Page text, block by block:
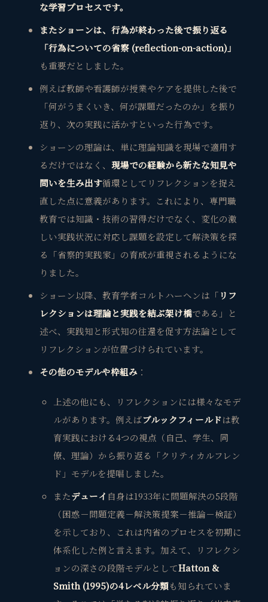
な学習プロセスです。
またショーンは、行為が終わった後で振り返る
「行為についての省察 (reflection-on-action)」
も重要だとしました。
例えば教師や看護師が授業やケアを提供した後で
「何がうまくいき、何が課題だったのか」を振り
返り、次の実践に活かすといった行為です。
ショーンの理論は、単に理論知識を現場で適用す
るだけではなく、 現場での経験から新たな知見や
問いを生み出す循環としてリフレクションを捉え
直した点に意義があります。これにより、専門職
教育では知識・技術の習得だけでなく、変化の激
しい実践状況に対応し課題を設定して解決策を探
る「省察的実践家」の育成が重視されるようにな
りました。
ショーン以降、教育学者コルトハーヘンは「リフ
レクションは理論と実践を結ぶ架け橋である」と
述べ、実践知と形式知の往還を促す方法論として
リフレクションが位置づけられています。
その他のモデルや枠組み：
上述の他にも、リフレクションには様々なモデ
ルがあります。例えばブルックフィールドは教
育実践における4つの視点（自己、学生、同
僚、理論）から振り返る「クリティカルフレン
ド」モデルを提唱しました。
またデューイ 自身は1933年に問題解決の5段階
（困惑－問題定義－解決策提案－推論－検証）
を示しており、これは内省のプロセスを初期に
体系化した例と言えます。加えて、リフレクシ
ョンの深さの段階モデルとしてHatton &
Smith (1995)の4レベル分類も知られていま